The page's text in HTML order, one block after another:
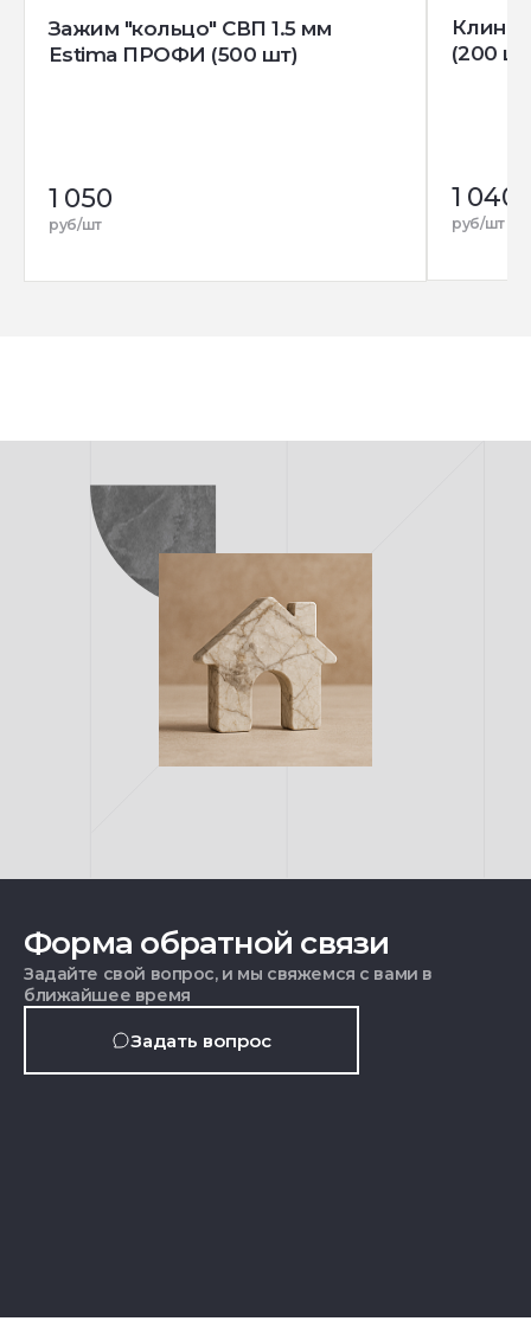
Зажим "кольцо" СВП 1.5 мм
Estima ПРОФИ (500 шт)
1 050
руб/шт
Клин
(200
1 040
руб/шт
Форма обратной связи
Задайте свой вопрос, и мы свяжемся с вами в
ближайшее время
Задать вопрос